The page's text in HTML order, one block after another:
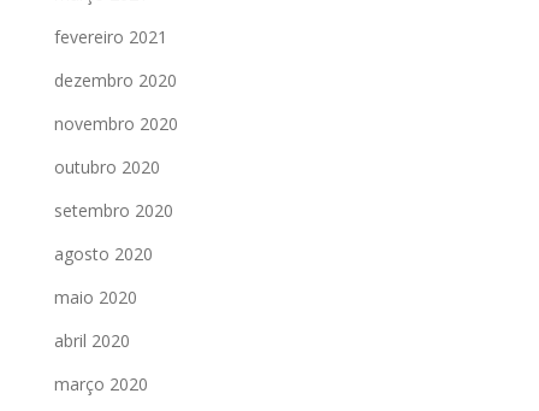
fevereiro 2021
dezembro 2020
novembro 2020
outubro 2020
setembro 2020
agosto 2020
maio 2020
abril 2020
março 2020